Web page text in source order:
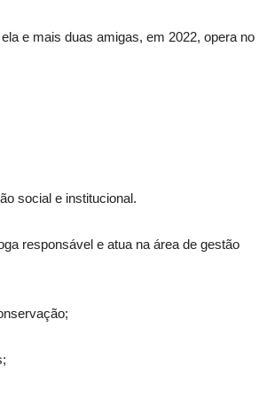
e mais duas amigas, em 2022, opera no
social e institucional.
responsável e atua na área de gestão